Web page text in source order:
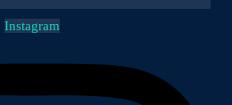
Instagram